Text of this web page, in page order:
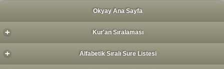
Okyay Ana Sayfa
+ Kur'an Sıralaması
+ Alfabetik Sıralı Sure Listesi